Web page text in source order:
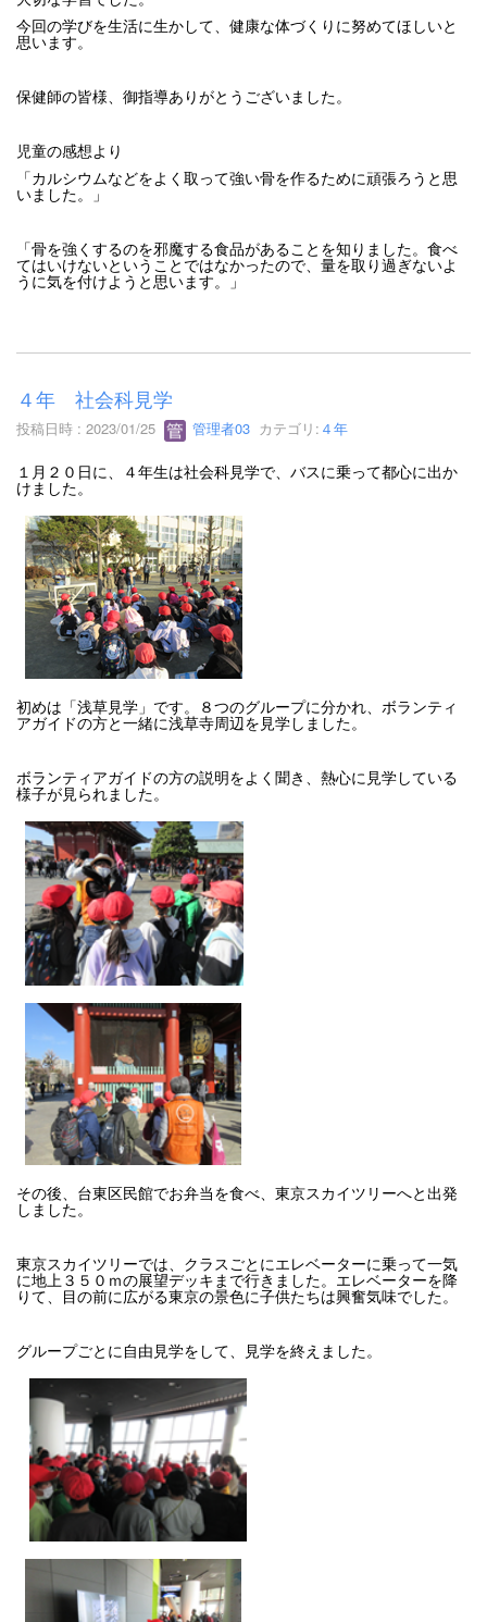
今回の学びを生活に生かして、健康な体づくりに努めてほしいと
思います。
保健師の皆様、御指導ありがとうございました。
児童の感想より
「カルシウムなどをよく取って強い骨を作るために頑張ろうと思
いました。」
「骨を強くするのを邪魔する食品があることを知りました。食べ
てはいけないということではなかったので、量を取り過ぎないよ
うに気を付けようと思います。」
４年 社会科見学
投稿日時 : 2023/01/25 管理者03 カテゴリ: ４年
１月２０日に、４年生は社会科見学で、バスに乗って都心に出か
けました。
初めは「浅草見学」です。８つのグループに分かれ、ボランティ
アガイドの方と一緒に浅草寺周辺を見学しました。
ボランティアガイドの方の説明をよく聞き、熱心に見学している
様子が見られました。
その後、台東区民館でお弁当を食べ、東京スカイツリーへと出発
しました。
東京スカイツリーでは、クラスごとにエレベーターに乗って一気
に地上３５０ｍの展望デッキまで行きました。エレベーターを降
りて、目の前に広がる東京の景色に子供たちは興奮気味でした。
グループごとに自由見学をして、見学を終えました。